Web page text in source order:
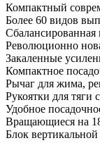
Компактный
Более 60 видов
Сбалансированная
Революционно
Закаленные
Компактное
Рычаг для жима,
Рукоятки для тяги
Удобное
Вращающиеся на
Блок